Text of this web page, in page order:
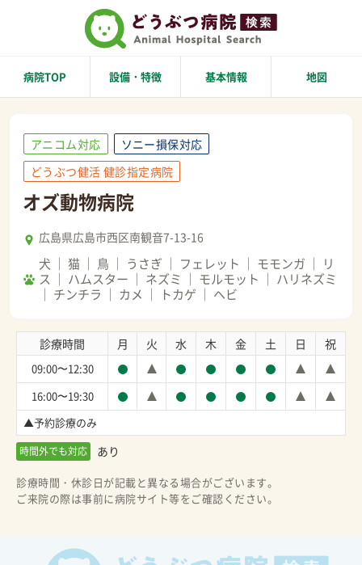
病院TOP 設備・特徴 基本情報 地図
アニコム対応
ソニー損保対応
どうぶつ健活 健診指定病院
オズ動物病院
広島県広島市西区南観音7-13-16
犬 猫 鳥 うさぎ フェレット モモンガ
リ
ス
ハムスター ネズミ モルモット
ハリネズミ
チンチラ
カメ トカゲ ヘビ
診療時間 月 火 水 木 金 土 日 祝
09:00〜12:30
16:00〜19:30
▲予約診療のみ
時間外でも対応 あり
診療時間・休診日が記載と異なる場合がございます。
ご来院の際は事前に病院サイト等をご確認ください。